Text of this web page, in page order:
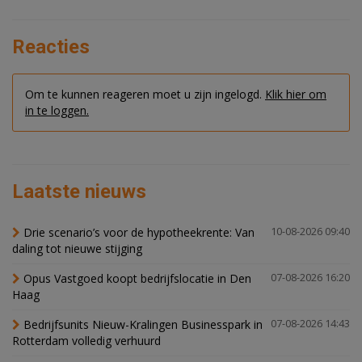
Reacties
Om te kunnen reageren moet u zijn ingelogd. Klik hier om
in te loggen.
Laatste nieuws
10-08-2026 09:40
Drie scenario’s voor de hypotheekrente: Van
daling tot nieuwe stijging
07-08-2026 16:20
Opus Vastgoed koopt bedrijfslocatie in Den
Haag
07-08-2026 14:43
Bedrijfsunits Nieuw-Kralingen Businesspark in
Rotterdam volledig verhuurd